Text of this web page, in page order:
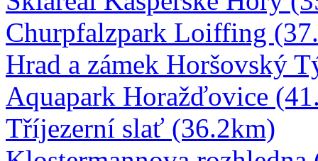
Churpfalzpark Loiffing
Hrad a zámek Horšovský
Aquapark Horažďovice
Tříjezerní slať (36.2km)